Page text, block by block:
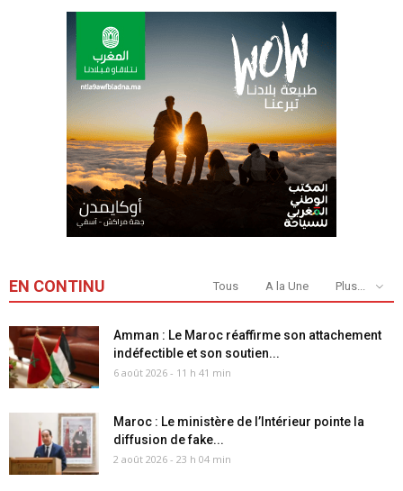
EN CONTINU Tous A la Une Plus...
Amman : Le Maroc réaffirme son attachement
indéfectible et son soutien...
6 août 2026 - 11 h 41 min
Maroc : Le ministère de l’Intérieur pointe la
diffusion de fake...
2 août 2026 - 23 h 04 min